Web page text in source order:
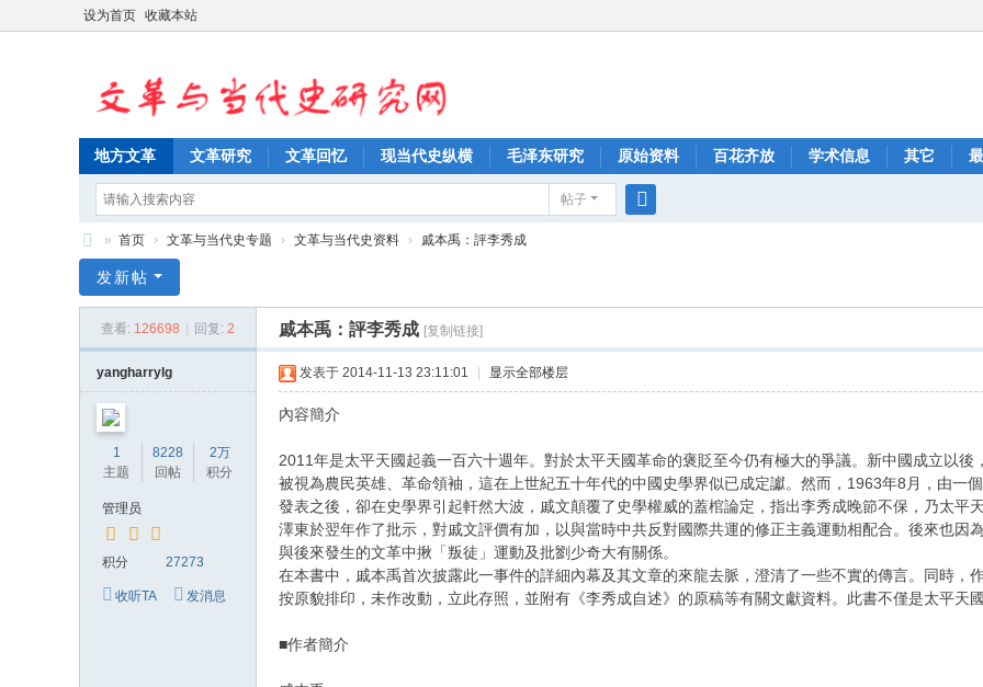
设为首页 收藏本站
地方文革 文革研究 文革回忆 现当代史纵横 毛泽东研究 原始资料 百花齐放 学术信息 其它
帖子
革
» 首页 › 文革与当代史专题 › 文革与当代史资料 › 戚本禹：評李秀成
发新帖
查看: 126698 回复: 2 戚本禹：評李秀成 [复制链接]
yangharrylg
1
主题
8228
回帖
2万
积分
管理员
积分 27273
收听TA 发消息
发表于 2014-11-13 23:11:01 显示全部楼层
內容簡介
2011年是太平天國起義一百六十週年。對於太平天國革命的褒貶至今仍有極大的爭議。新中國成立以
被視為農民英雄、革命領袖，這在上世紀五十年代的中國史學界似已成定讞。然而，1963年8月，由一
發表之後，卻在史學界引起軒然大波，戚文顛覆了史學權威的蓋棺論定，指出李秀成晚節不保，乃太平
澤東於翌年作了批示，對戚文評價有加，以與當時中共反對國際共運的修正主義運動相配合。後來也因
與後來發生的文革中揪「叛徒」運動及批劉少奇大有關係。
在本書中，戚本禹首次披露此一事件的詳細內幕及其文章的來龍去脈，澄清了一些不實的傳言。同時，
按原貌排印，未作改動，立此存照，並附有《李秀成自述》的原稿等有關文獻資料。此書不僅是太平天
■作者簡介